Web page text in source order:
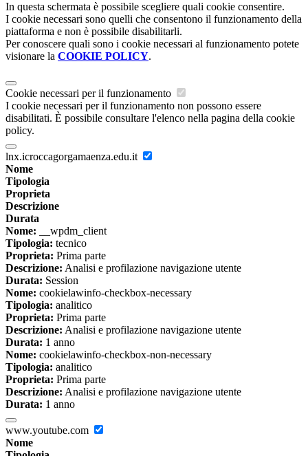
In questa schermata è possibile scegliere quali cookie consentire.
I cookie necessari sono quelli che consentono il funzionamento della
piattaforma e non è possibile disabilitarli.
Per conoscere quali sono i cookie necessari al funzionamento potete
visionare la COOKIE POLICY.
Cookie necessari per il funzionamento
I cookie necessari per il funzionamento non possono essere
disabilitati. È possibile consultare l'elenco nella pagina della cookie
policy.
lnx.icroccagorgamaenza.edu.it
Nome
Tipologia
Proprieta
Descrizione
Durata
Nome: __wpdm_client
Tipologia: tecnico
Proprieta: Prima parte
Descrizione: Analisi e profilazione navigazione utente
Durata: Session
Nome: cookielawinfo-checkbox-necessary
Tipologia: analitico
Proprieta: Prima parte
Descrizione: Analisi e profilazione navigazione utente
Durata: 1 anno
Nome: cookielawinfo-checkbox-non-necessary
Tipologia: analitico
Proprieta: Prima parte
Descrizione: Analisi e profilazione navigazione utente
Durata: 1 anno
www.youtube.com
Nome